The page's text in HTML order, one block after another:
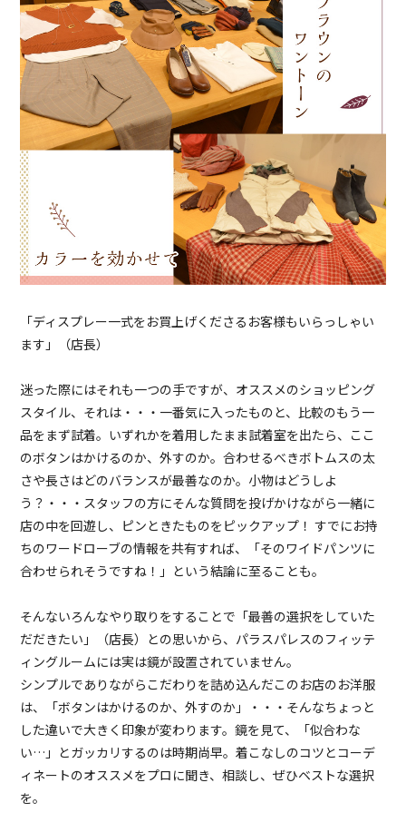
「ディスプレー一式をお買上げくださるお客様もいらっしゃい
ます」（店長）
迷った際にはそれも一つの手ですが、オススメのショッピング
スタイル、それは・・・一番気に入ったものと、比較のもう一
品をまず試着。いずれかを着用したまま試着室を出たら、ここ
のボタンはかけるのか、外すのか。合わせるべきボトムスの太
さや長さはどのバランスが最善なのか。小物はどうしよ
う？・・・スタッフの方にそんな質問を投げかけながら一緒に
店の中を回遊し、ピンときたものをピックアップ！ すでにお持
ちのワードローブの情報を共有すれば、「そのワイドパンツに
合わせられそうですね！」という結論に至ることも。
そんないろんなやり取りをすることで「最善の選択をしていた
だだきたい」（店長）との思いから、パラスパレスのフィッテ
ィングルームには実は鏡が設置されていません。
シンプルでありながらこだわりを詰め込んだこのお店のお洋服
は、「ボタンはかけるのか、外すのか」・・・そんなちょっと
した違いで大きく印象が変わります。鏡を見て、「似合わな
い…」とガッカリするのは時期尚早。着こなしのコツとコーデ
ィネートのオススメをプロに聞き、相談し、ぜひベストな選択
を。